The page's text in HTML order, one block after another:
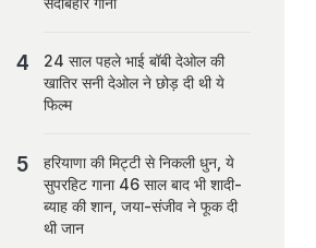
24 साल पहले भाई बॉबी देओल की
खातिर सनी देओल ने छोड़ दी थी ये
फिल्म
हरियाणा की मिट्टी से निकली धुन, ये
सुपरहिट गाना 46 साल बाद भी शादी-
ब्याह की शान, जया-संजीव ने फूक दी
थी जान